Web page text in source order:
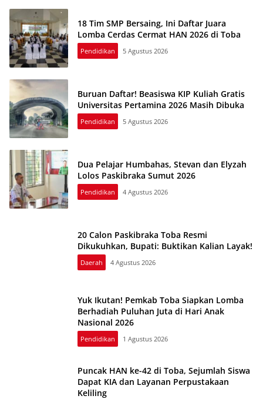
18 Tim SMP Bersaing, Ini Daftar Juara
Lomba Cerdas Cermat HAN 2026 di Toba
Pendidikan 5 Agustus 2026
Buruan Daftar! Beasiswa KIP Kuliah Gratis
Universitas Pertamina 2026 Masih Dibuka
Pendidikan 5 Agustus 2026
Dua Pelajar Humbahas, Stevan dan Elyzah
Lolos Paskibraka Sumut 2026
Pendidikan 4 Agustus 2026
20 Calon Paskibraka Toba Resmi
Dikukuhkan, Bupati: Buktikan Kalian Layak!
Daerah 4 Agustus 2026
Yuk Ikutan! Pemkab Toba Siapkan Lomba
Berhadiah Puluhan Juta di Hari Anak
Nasional 2026
Pendidikan 1 Agustus 2026
Puncak HAN ke-42 di Toba, Sejumlah Siswa
Dapat KIA dan Layanan Perpustakaan
Keliling